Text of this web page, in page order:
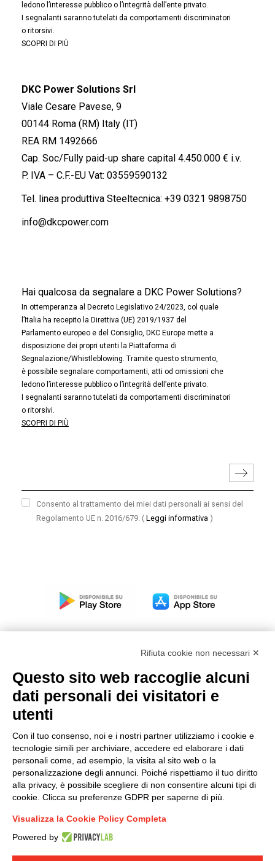
ledono l’interesse pubblico o l’integrità dell’ente privato.
I segnalanti saranno tutelati da comportamenti discriminatori
o ritorsivi.
SCOPRI DI PIÙ
DKC Power Solutions Srl
Viale Cesare Pavese, 9
00144 Roma (RM) Italy (IT)
REA RM 1492666
Cap. Soc/Fully paid-up share capital 4.450.000 € i.v.
P. IVA – C.F.-EU Vat: 03559590132
Tel. linea produttiva Steeltecnica: +39 0321 9898750
info@dkcpower.com
Hai qualcosa da segnalare a DKC Power Solutions?
In ottemperanza al Decreto Legislativo 24/2023, col quale
l’Italia ha recepito la Direttiva (UE) 2019/1937 del
Parlamento europeo e del Consiglio, DKC Europe mette a
disposizione dei propri utenti la Piattaforma di
Segnalazione/Whistleblowing. Tramite questo strumento,
è possibile segnalare comportamenti, atti od omissioni che
ledono l’interesse pubblico o l’integrità dell’ente privato.
I segnalanti saranno tutelati da comportamenti discriminatori
o ritorsivi.
SCOPRI DI PIÙ
Consento al trattamento dei miei dati personali ai sensi del
Regolamento UE n. 2016/679. ( Leggi informativa )
LINKEDIN YOUTUBE
Modello organizzativo, gestione e controllo – D. lgs.
231/2001
Condizioni generali di vendita DKC Power Solutions
Condizioni generali di acquisto
Codice etico
Rifiuta cookie non necessari ✕
Questo sito web raccoglie alcuni
dati personali dei visitatori e
utenti
Con il tuo consenso, noi e i nostri partner utilizziamo i cookie e
tecnologie simili per archiviare, accedere ed elaborare i dati
personali come, ad esempio, la visita al sito web o la
personalizzazione degli annunci. Poiché rispettiamo il tuo diritto
alla privacy, è possibile scegliere di non consentire alcuni tipi di
cookie. Clicca su preferenze GDPR per saperne di più.
Visualizza la Cookie Policy Completa
Powered by